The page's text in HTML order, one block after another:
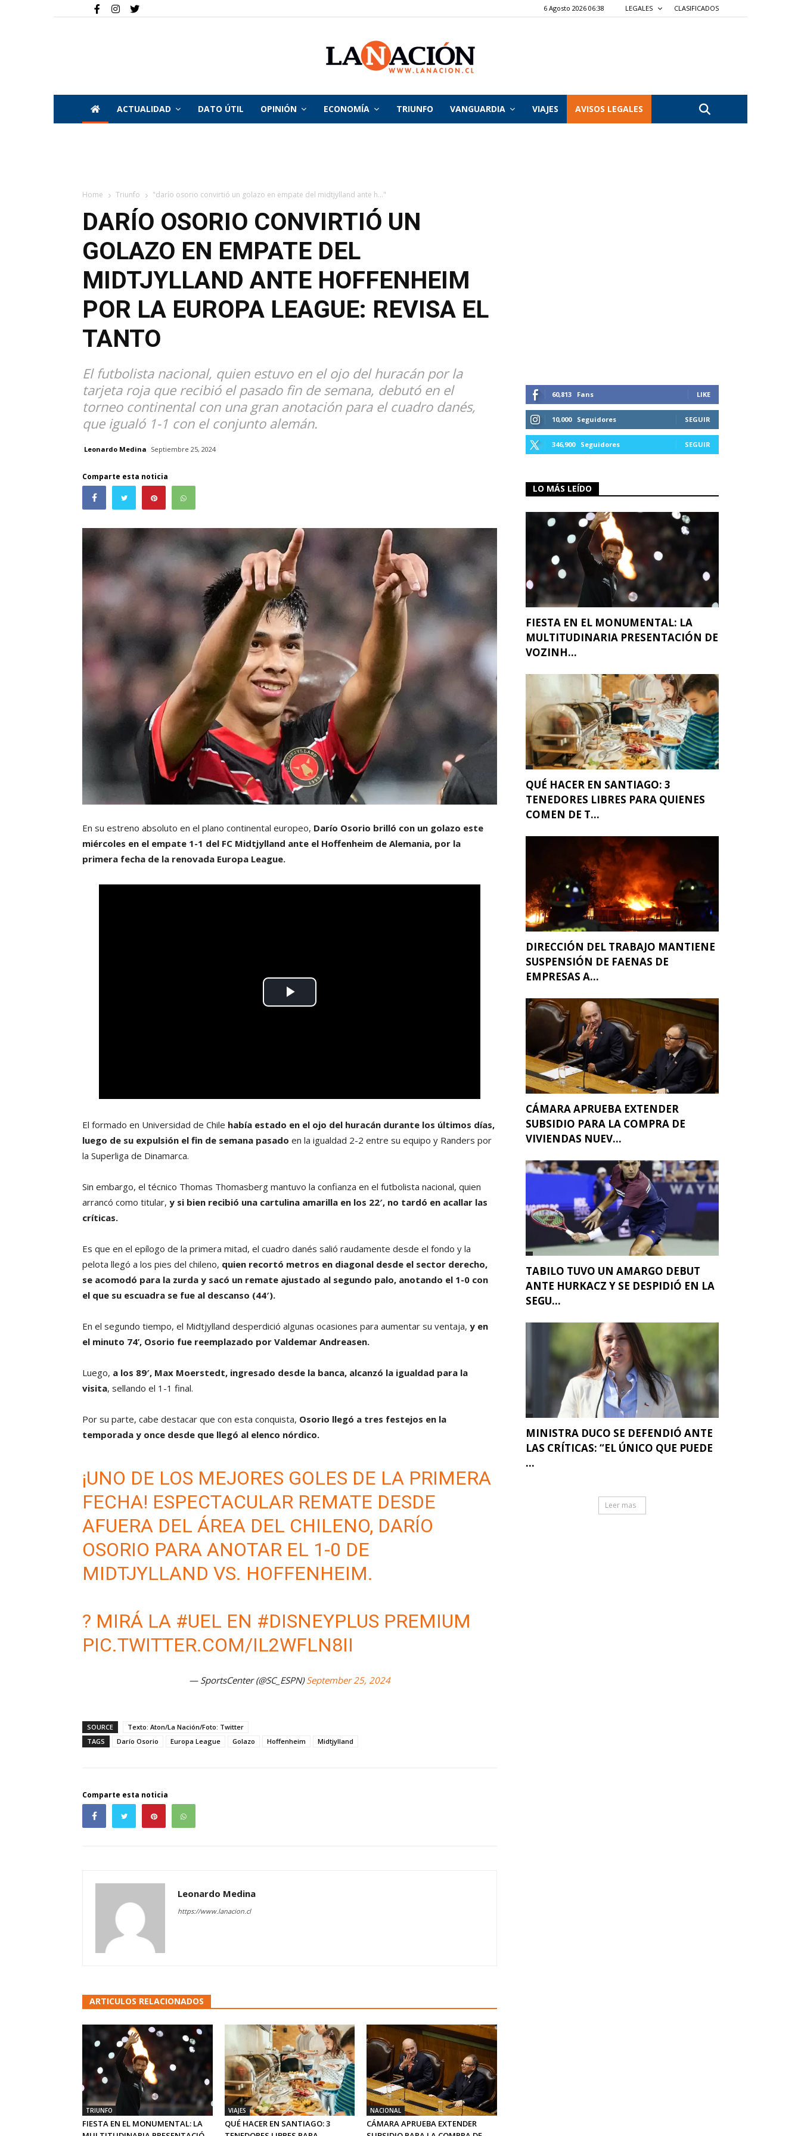
6 Agosto 2026 06:38 LEGALES CLASIFICADOS
La
ACTUALIDAD DATO ÚTIL OPINIÓN ECONOMÍA TRIUNFO VANGUARDIA VIAJES AVISOS LEGALES
Home Triunfo "darío osorio convirtió un golazo en empate del midtjylland ante h..."
DARÍO OSORIO CONVIRTIÓ UN
GOLAZO EN EMPATE DEL
MIDTJYLLAND ANTE HOFFENHEIM
POR LA EUROPA LEAGUE: REVISA EL
TANTO
El futbolista nacional, quien estuvo en el ojo del huracán por la
tarjeta roja que recibió el pasado fin de semana, debutó en el
torneo continental con una gran anotación para el cuadro danés,
que igualó 1-1 con el conjunto alemán.
Leonardo Medina Septiembre 25, 2024
Comparte esta noticia
En su estreno absoluto en el plano continental europeo, Darío Osorio brilló con un golazo este
miércoles en el empate 1-1 del FC Midtjylland ante el Hoffenheim de Alemania, por la
primera fecha de la renovada Europa League.
El formado en Universidad de Chile había estado en el ojo del huracán durante los últimos días,
luego de su expulsión el fin de semana pasado en la igualdad 2-2 entre su equipo y Randers por
la Superliga de Dinamarca.
Sin embargo, el técnico Thomas Thomasberg mantuvo la confianza en el futbolista nacional, quien
arrancó como titular, y si bien recibió una cartulina amarilla en los 22′, no tardó en acallar las
críticas.
Es que en el epílogo de la primera mitad, el cuadro danés salió raudamente desde el fondo y la
pelota llegó a los pies del chileno, quien recortó metros en diagonal desde el sector derecho,
se acomodó para la zurda y sacó un remate ajustado al segundo palo, anotando el 1-0 con
el que su escuadra se fue al descanso (44′).
En el segundo tiempo, el Midtjylland desperdició algunas ocasiones para aumentar su ventaja, y en
el minuto 74’, Osorio fue reemplazado por Valdemar Andreasen.
Luego, a los 89′, Max Moerstedt, ingresado desde la banca, alcanzó la igualdad para la
visita, sellando el 1-1 final.
Por su parte, cabe destacar que con esta conquista, Osorio llegó a tres festejos en la
temporada y once desde que llegó al elenco nórdico.
¡UNO DE LOS MEJORES GOLES DE LA PRIMERA
FECHA! ESPECTACULAR REMATE DESDE
AFUERA DEL ÁREA DEL CHILENO, DARÍO
OSORIO PARA ANOTAR EL 1-0 DE
MIDTJYLLAND VS. HOFFENHEIM.
? MIRÁ LA #UEL EN #DISNEYPLUS PREMIUM
PIC.TWITTER.COM/IL2WFLN8II
— SportsCenter (@SC_ESPN)September 25, 2024
SOURCE
Texto: Aton/La Nación/Foto: Twitter
TAGS
Darío Osorio Europa League Golazo Hoffenheim Midtjylland
Comparte esta noticia
Leonardo Medina
https://www.lanacion.cl
ARTICULOS RELACIONADOS
TRIUNFO
FIESTA EN EL MONUMENTAL: LA
VIAJES
QUÉ HACER EN SANTIAGO: 3
NACIONAL
CÁMARA APRUEBA EXTENDER
60,813 Fans LIKE
10,000 Seguidores SEGUIR
346,900 Seguidores SEGUIR
LO MÁS LEÍDO
FIESTA EN EL MONUMENTAL: LA
MULTITUDINARIA PRESENTACIÓN DE
VOZINH...
QUÉ HACER EN SANTIAGO: 3
TENEDORES LIBRES PARA QUIENES
COMEN DE T...
DIRECCIÓN DEL TRABAJO MANTIENE
SUSPENSIÓN DE FAENAS DE
EMPRESAS A...
CÁMARA APRUEBA EXTENDER
SUBSIDIO PARA LA COMPRA DE
VIVIENDAS NUEV...
TABILO TUVO UN AMARGO DEBUT
ANTE HURKACZ Y SE DESPIDIÓ EN LA
SEGU...
MINISTRA DUCO SE DEFENDIÓ ANTE
LAS CRÍTICAS: “EL ÚNICO QUE PUEDE
...
Leer mas